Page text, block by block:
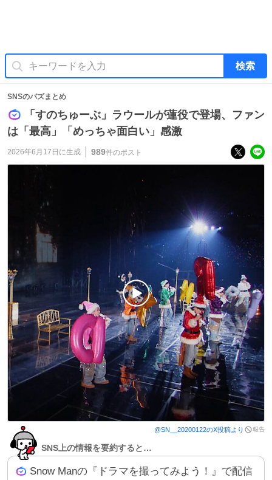
検索
SNSのバズまとめ
「すのちゅーぶ」ラウールが蓮役で登場、ファン
は「最高」「めっちゃ面白い」感激
2026年6月17日 に生成 989件のポスト
@SN__20200122のX投稿より 報告
SNS上の情報を要約すると…
Snow Manの『ドラマを撮ってみよう！』で配信